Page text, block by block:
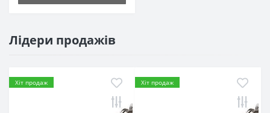
Лідери продажів
Хіт продаж Хіт продаж